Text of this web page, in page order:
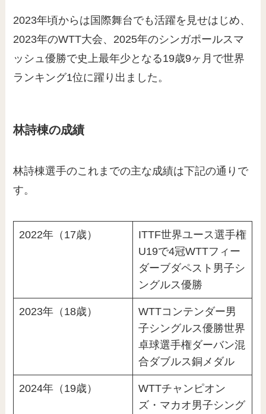
2023年頃からは国際舞台でも活躍を見せはじめ、
2023年のWTT大会、2025年のシンガポールスマ
ッシュ優勝で史上最年少となる19歳9ヶ月で世界
ランキング1位に躍り出ました。
林詩棟の成績
林詩棟選手のこれまでの主な成績は下記の通りで
す。
2022年（17歳）
ITTF世界ユース選手権
U19で4冠WTTフィー
ダーブダペスト男子シ
ングルス優勝
2023年（18歳）
WTTコンテンダー男
子シングルス優勝世界
卓球選手権ダーバン混
合ダブルス銅メダル
2024年（19歳）
WTTチャンピオン
ズ・マカオ男子シング